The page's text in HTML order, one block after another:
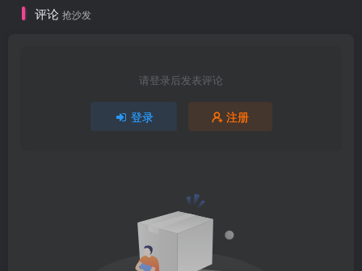
评论 抢沙发
请登录后发表评论
登录 注册